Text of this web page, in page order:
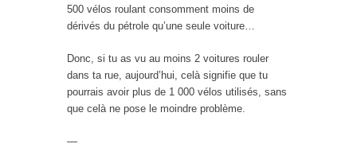
500 vélos roulant consomment moins de
dérivés du pétrole qu’une seule voiture…
Donc, si tu as vu au moins 2 voitures rouler
dans ta rue, aujourd’hui, celà signifie que tu
pourrais avoir plus de 1 000 vélos utilisés, sans
que celà ne pose le moindre problème.
—